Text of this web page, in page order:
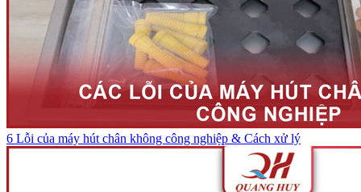
6 Lỗi của máy hút chân không công nghiệp & Cách xử lý